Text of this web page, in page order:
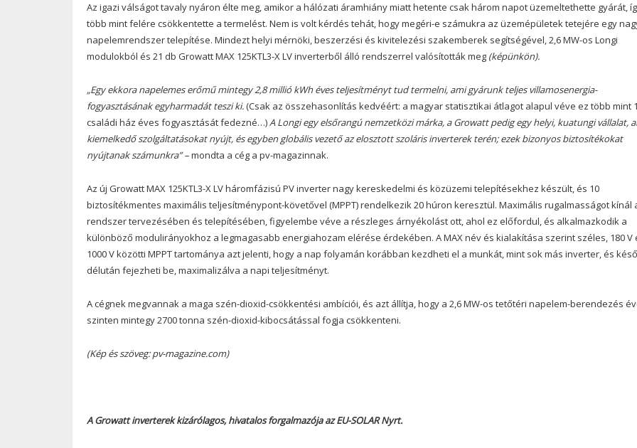
Az igazi válságot tavaly nyáron élte meg, amikor a hálózati áramhiány miatt hetente csak három napot üzemeltethette gyárát,
több mint felére csökkentette a termelést. Nem is volt kérdés tehát, hogy megéri-e számukra az üzemépületek tetejére egy
napelemrendszer telepítése. Mindezt helyi mérnöki, beszerzési és kivitelezési szakemberek segítségével, 2,6 MW-os Longi
modulokból és 21 db Growatt MAX 125KTL3-X LV inverterből álló rendszerrel valósították meg (képünkön).
„Egy ekkora napelemes erőmű mintegy 2,8 millió kWh éves teljesítményt tud termelni, ami gyárunk teljes villamosenergia-
fogyasztásának egyharmadát teszi ki.(Csak az összehasonlítás kedvéért: a magyar statisztikai átlagot alapul véve ez több mint
családi ház éves fogyasztását fedezné…)A Longi egy elsőrangú nemzetközi márka, a Growatt pedig egy helyi, kuatungi vállalat,
kiemelkedő szolgáltatásokat nyújt, és egyben globális vezető az elosztott szoláris inverterek terén; ezek bizonyos biztosítékokat
nyújtanak számunkra” –mondta a cég a pv-magazinnak.
Az új Growatt MAX 125KTL3-X LV háromfázisú PV inverter nagy kereskedelmi és közüzemi telepítésekhez készült, és 10
biztosítékmentes maximális teljesítménypont-követővel (MPPT) rendelkezik 20 húron keresztül. Maximális rugalmasságot kínál
rendszer tervezésében és telepítésében, figyelembe véve a részleges árnyékolást ott, ahol ez előfordul, és alkalmazkodik a
különböző modulirányokhoz a legmagasabb energiahozam elérése érdekében. A MAX név és kialakítása szerint széles, 180 V
1000 V közötti MPPT tartománya azt jelenti, hogy a nap folyamán korábban kezdheti el a munkát, mint sok más inverter, és
délután fejezheti be, maximalizálva a napi teljesítményt.
A cégnek megvannak a maga szén-dioxid-csökkentési ambíciói, és azt állítja, hogy a 2,6 MW-os tetőtéri napelem-berendezés
szinten mintegy 2700 tonna szén-dioxid-kibocsátással fogja csökkenteni.
(Kép és szöveg: pv-magazine.com)
A Growatt inverterek kizárólagos, hivatalos forgalmazója az EU-SOLAR Nyrt.